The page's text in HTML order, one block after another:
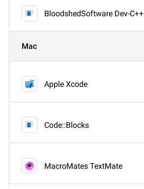
BloodshedSoftware Dev-C++
Mac
Apple Xcode
Code::Blocks
MacroMates TextMate